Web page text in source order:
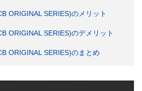
ORIGINAL SERIES)のメリット
ORIGINAL SERIES)のデメリット
ORIGINAL SERIES)のまとめ